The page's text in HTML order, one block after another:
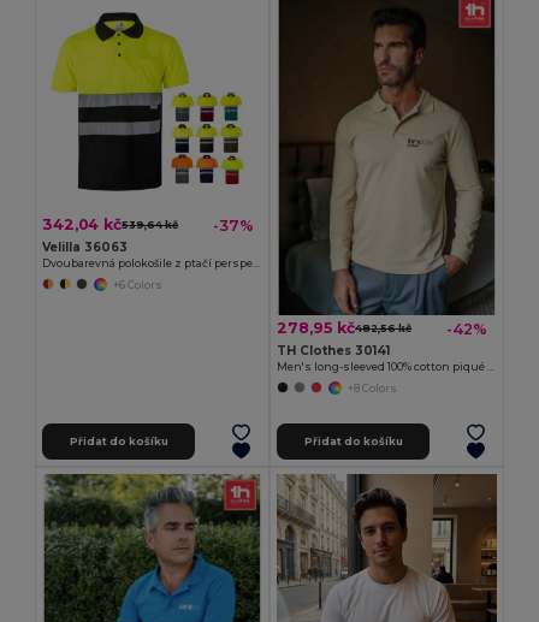
342,04 kč539,64 kč -37%
Velilla 36063
Dvoubarevná polokošile z ptačí perspektivy (160 g/m²) s krátkým rukávem z polyesteru (100 %)
+6 Colors
Přidat do košíku
278,95 kč482,56 kč -42%
TH Clothes 30141
Men's long-sleeved 100% cotton piqué polo shirt with removable label
+8 Colors
Přidat do košíku